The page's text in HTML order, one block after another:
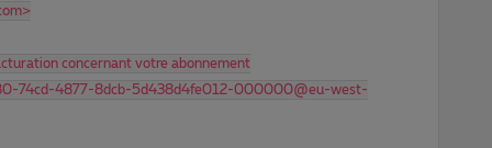
concernant votre abonnement
74cd-4877-8dcb-5d438d4fe012-000000@eu-west-